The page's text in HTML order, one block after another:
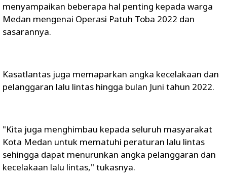
menyampaikan beberapa hal penting kepada warga
Medan mengenai Operasi Patuh Toba 2022 dan
sasarannya.
Kasatlantas juga memaparkan angka kecelakaan dan
pelanggaran lalu lintas hingga bulan Juni tahun 2022.
"Kita juga menghimbau kepada seluruh masyarakat
Kota Medan untuk mematuhi peraturan lalu lintas
sehingga dapat menurunkan angka pelanggaran dan
kecelakaan lalu lintas," tukasnya.